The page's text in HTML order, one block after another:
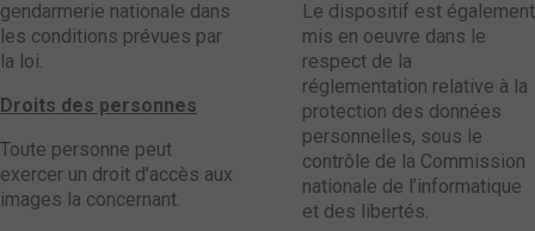
gendarmerie nationale dans
les conditions prévues par
la loi.
Droits des personnes
Toute personne peut
exercer un droit d’accès aux
images la concernant.
Le dispositif est également
mis en oeuvre dans le
respect de la
réglementation relative à la
protection des données
personnelles, sous le
contrôle de la Commission
nationale de l’informatique
et des libertés.